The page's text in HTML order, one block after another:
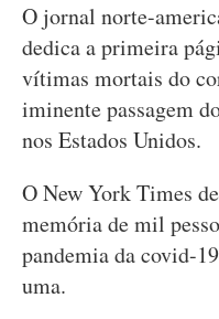
O jornal norte-
dedica a primeira
vítimas mortais do
iminente passagem
nos Estados Unidos.
O New York Times
memória de mil
pandemia da covid-
uma.